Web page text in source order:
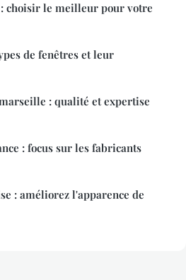
: choisir le meilleur pour votre
de fenêtres et leur
: qualité et expertise
: focus sur les fabricants
: améliorez l'apparence de